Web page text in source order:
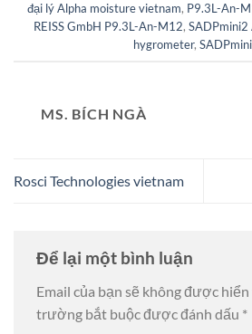
đại lý Alpha moisture vietnam, P9.3L-An-
REISS GmbH P9.3L-An-M12, SADPmini2
hygrometer,
MS. BÍCH NGÀ
Rosci Technologies vietnam
Để lại một bình luận
Email của bạn sẽ không được
trường bắt buộc được đánh dấu *